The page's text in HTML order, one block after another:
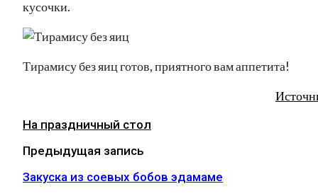
кусочки.
Тирамису без яиц готов, приятного вам аппетита!
На праздничный стол
Предыдущая запись
Закуска из соевых бобов эдамаме